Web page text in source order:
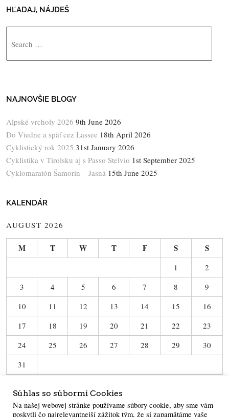
HĽADAJ, NÁJDEŠ
NAJNOVŠIE BLOGY
Alpské vrcholy 2026 9th June 2026
Do Viedne a späť cez Lassee 18th April 2026
Cyklistický rok 2025 31st January 2026
Cyklistika v Tirolsku aj s Passo Stelvio 1st September 2025
Cyklomaratón Šamorín – Jasná 15th June 2025
KALENDÁR
AUGUST 2026
M T W T F S S
1
2
3
4 5 6 7 8
9
10
11 12 13 14 15
16
17
18 19 20 21 22
23
24
25 26 27 28 29
30
31
Súhlas so súbormi Cookies
Na našej webovej stránke používame súbory cookie, aby sme vám
poskytli čo najrelevantnejší zážitok tým, že si zapamätáme vaše